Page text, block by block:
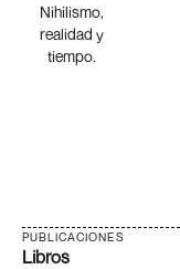
Nihilismo,
realidad y
tiempo.
PUBLICACIONES
Libros